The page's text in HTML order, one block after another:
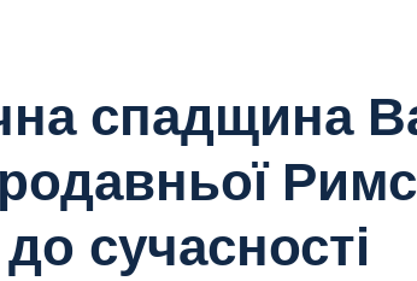
спадщина
до сучасності